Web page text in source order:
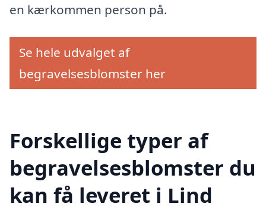
en kærkommen person på.
Se hele udvalget af
begravelsesblomster her
Forskellige typer af
begravelsesblomster du
kan få leveret i Lind